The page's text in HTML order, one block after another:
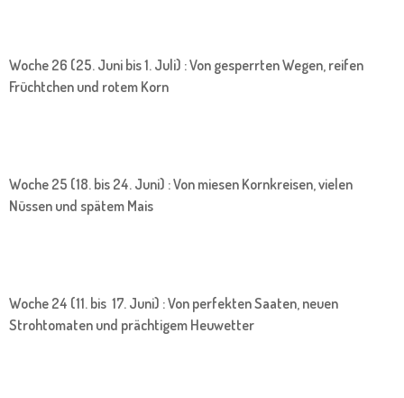
Woche 26 (25. Juni bis 1. Juli) : Von gesperrten Wegen, reifen
Früchtchen und rotem Korn
Woche 25 (18. bis 24. Juni) : Von miesen Kornkreisen, vielen
Nüssen und spätem Mais
Woche 24 (11. bis 17. Juni) : Von perfekten Saaten, neuen
Strohtomaten und prächtigem Heuwetter